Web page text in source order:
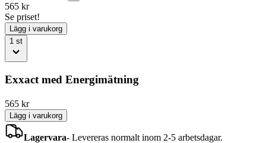
565 kr
Se priset!
Lägg i varukorg
1 st
Exxact med Energimätning
565 kr
Lägg i varukorg
Lagervara- Levereras normalt inom 2-5 arbetsdagar.